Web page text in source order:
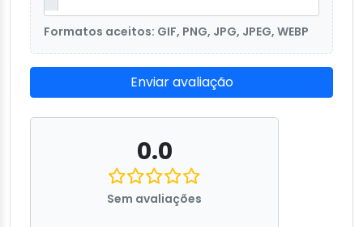
Formatos aceitos: GIF, PNG, JPG, JPEG, WEBP
Enviar avaliação
0.0
Sem avaliações